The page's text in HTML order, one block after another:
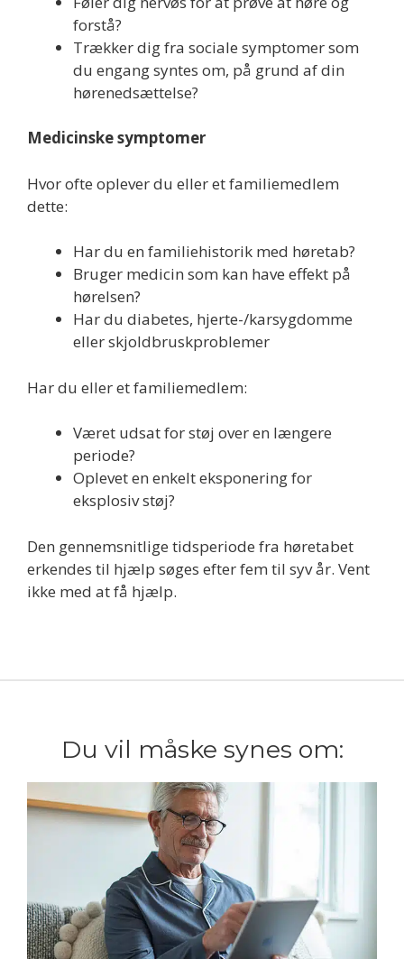
forstå?
Trækker dig fra sociale symptomer som
du engang syntes om, på grund af din
hørenedsættelse?
Medicinske symptomer
Hvor ofte oplever du eller et familiemedlem
dette:
Har du en familiehistorik med høretab?
Bruger medicin som kan have effekt på
hørelsen?
Har du diabetes, hjerte-/karsygdomme
eller skjoldbruskproblemer
Har du eller et familiemedlem:
Været udsat for støj over en længere
periode?
Oplevet en enkelt eksponering for
eksplosiv støj?
Den gennemsnitlige tidsperiode fra høretabet
erkendes til hjælp søges efter fem til syv år. Vent
ikke med at få hjælp.
Du vil måske synes om: